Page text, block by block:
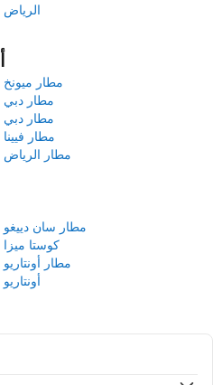
الرياض
مطار ميونخ
مطار دبي
مطار دبي
مطار فيينا
مطار الرياض
مطار سان دييغو
كوستا ميزا
مطار أونتاريو
أونتاريو